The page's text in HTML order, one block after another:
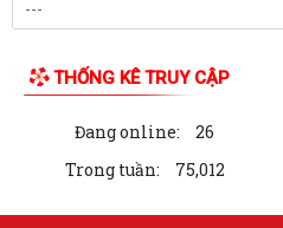
"Bình dân học vụ số"
QUYẾT ĐỊNH Về việc bổ sung kinh
THỐNG KÊ TRUY CẬP
Đang online: 26
Trong tuần:
75,012